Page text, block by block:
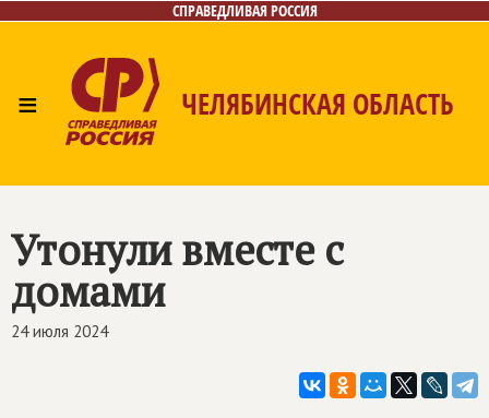
СПРАВЕДЛИВАЯ РОССИЯ
≡ ЧЕЛЯБИНСКАЯ ОБЛАСТЬ
Утонули вместе с
домами
24 июля 2024